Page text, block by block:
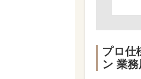
プロ仕
ン 業